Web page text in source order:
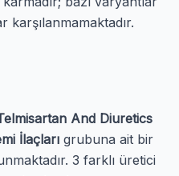
karşılanmamaktadır.
And Diuretics
İlaçları grubuna ait bir
3 farklı üretici